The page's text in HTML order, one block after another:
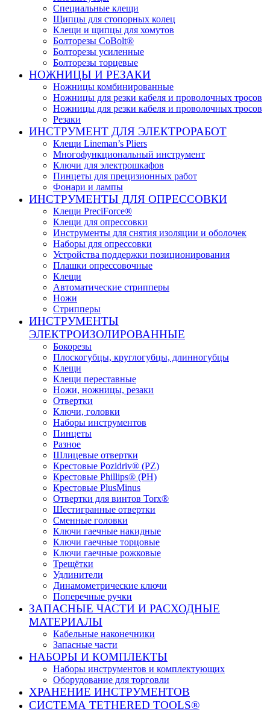
Специальные клещи
Щипцы для стопорных колец
Клещи и щипцы для хомутов
Болторезы CoBolt®
Болторезы усиленные
Болторезы торцевые
НОЖНИЦЫ И РЕЗАКИ
Ножницы комбинированные
Ножницы для резки кабеля и проволочных тросов
Ножницы для резки кабеля и проволочных тросов
Резаки
ИНСТРУМЕНТ ДЛЯ ЭЛЕКТРОРАБОТ
Клещи Lineman’s Pliers
Многофункциональный инструмент
Ключи для электрошкафов
Пинцеты для прецизионных работ
Фонари и лампы
ИНСТРУМЕНТЫ ДЛЯ ОПРЕССОВКИ
Клещи PreciForce®
Клещи для опрессовки
Инструменты для снятия изоляции и оболочек
Наборы для опрессовки
Устройства поддержки позиционирования
Плашки опрессовочные
Клещи
Автоматические стрипперы
Ножи
Стрипперы
ИНСТРУМЕНТЫ
ЭЛЕКТРОИЗОЛИРОВАННЫЕ
Бокорезы
Плоскогубцы, круглогубцы, длинногубцы
Клещи
Клещи переставные
Ножи, ножницы, резаки
Отвертки
Ключи, головки
Наборы инструментов
Пинцеты
Разное
Шлицевые отвертки
Крестовые Pozidriv® (PZ)
Крестовые Phillips® (PH)
Крестовые PlusMinus
Отвертки для винтов Torx®
Шестигранные отвертки
Сменные головки
Ключи гаечные накидные
Ключи гаечные торцовые
Ключи гаечные рожковые
Трещётки
Удлинители
Динамометрические ключи
Поперечные ручки
ЗАПАСНЫЕ ЧАСТИ И РАСХОДНЫЕ
МАТЕРИАЛЫ
Кабельные наконечники
Запасные части
НАБОРЫ И КОМПЛЕКТЫ
Наборы инструментов и комплектующих
Оборудование для торговли
ХРАНЕНИЕ ИНС­ТРУ­МЕН­ТОВ
СИСТЕМА TETHERED TOOLS®